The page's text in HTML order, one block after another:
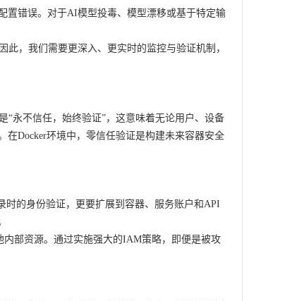
置错误。对于AI模型投毒、模型漂移或基于特定输
，我们需要更深入、更实时的监控与验证机制，
永不信任，始终验证”，这意味着无论用户、设备
Docker环境中，零信任验证是构建未来容器安全
的身份验证，更要扩展到容器、服务账户和API
部资源。通过实施强大的IAM策略，即便是被攻